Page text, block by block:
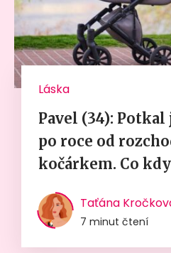
Láska
Pavel (34):
po roce od
kočárkem. Co
Taťána
7 minut čtení